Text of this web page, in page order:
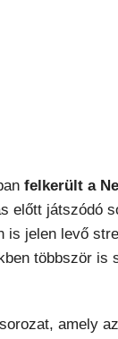
felkerült a
előtt játszódó
jelen levő
többször is
amely